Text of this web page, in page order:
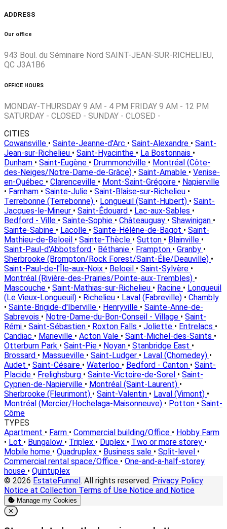
ADDRESS
Our office
943 Boul. du Séminaire Nord SAINT-JEAN-SUR-RICHELIEU,
QC J3A1B6
OFFICE HOURS
MONDAY-THURSDAY 9 AM - 4 PM FRIDAY 9 AM - 12 PM
SATURDAY - CLOSED - SUNDAY - CLOSED -
CITIES
Cowansville • Sainte-Jeanne-d'Arc • Saint-Alexandre • Saint-
Jean-sur-Richelieu • Saint-Hyacinthe • La Bostonnais •
Dunham • Saint-Eugène • Drummondville • Montréal (Côte-
des-Neiges/Notre-Dame-de-Grâce) • Saint-Amable • Venise-
en-Québec • Clarenceville • Mont-Saint-Grégoire • Napierville
• Farnham • Sainte-Julie • Saint-Blaise-sur-Richelieu •
Terrebonne (Terrebonne) • Longueuil (Saint-Hubert) • Saint-
Jacques-le-Mineur • Saint-Édouard • Lac-aux-Sables •
Bedford - Ville • Sainte-Sophie • Châteauguay • Shawinigan •
Sainte-Sabine • Lacolle • Sainte-Hélène-de-Bagot • Saint-
Mathieu-de-Beloeil • Sainte-Thècle • Sutton • Blainville •
Saint-Paul-d'Abbotsford • Béthanie • Frampton • Granby •
Sherbrooke (Brompton/Rock Forest/Saint-Élie/Deauville) •
Saint-Paul-de-l'Île-aux-Noix • Beloeil • Saint-Sylvère •
Montréal (Rivière-des-Prairies/Pointe-aux-Trembles) •
Mascouche • Saint-Mathias-sur-Richelieu • Racine • Longueuil
(Le Vieux-Longueuil) • Richelieu • Laval (Fabreville) • Chambly
• Sainte-Brigide-d'Iberville • Henryville • Sainte-Anne-de-
Sabrevois • Notre-Dame-du-Bon-Conseil - Village • Saint-
Rémi • Saint-Sébastien • Roxton Falls • Joliette • Entrelacs •
Candiac • Marieville • Acton Vale • Saint-Michel-des-Saints •
Otterburn Park • Saint-Pie • Noyan • Stanbridge East •
Brossard • Massueville • Saint-Ludger • Laval (Chomedey) •
Audet • Saint-Césaire • Waterloo • Bedford - Canton • Saint-
Placide • Frelighsburg • Sainte-Victoire-de-Sorel • Saint-
Cyprien-de-Napierville • Montréal (Saint-Laurent) •
Sherbrooke (Fleurimont) • Saint-Valentin • Laval (Vimont) •
Montréal (Mercier/Hochelaga-Maisonneuve) • Potton • Saint-
Côme
TYPES
Apartment • Farm • Commercial building/Office • Hobby Farm
• Lot • Bungalow • Triplex • Duplex • Two or more storey •
Mobile home • Quadruplex • Business sale • Split-level •
Commercial rental space/Office • One-and-a-half-storey
house • Quintuplex
© 2026 EstateFunnel. All rights reserved. Privacy Policy
Notice at Collection Terms of Use Notice and Notice
Manage my Cookies
Close
✕